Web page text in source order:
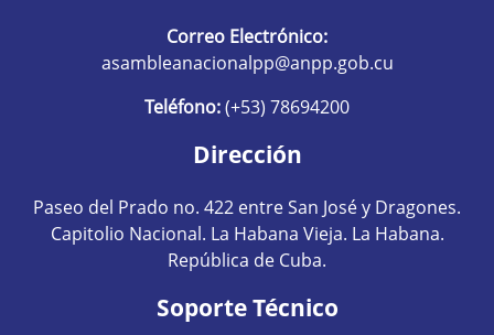
Correo Electrónico:
asambleanacionalpp@anpp.gob.cu
Teléfono:(+53) 78694200
Dirección
Paseo del Prado no. 422 entre San José y Dragones.
Capitolio Nacional. La Habana Vieja. La Habana.
República de Cuba.
Soporte Técnico